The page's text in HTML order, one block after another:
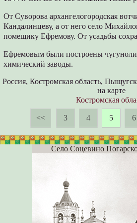
От Суворова архангелогородская
Кандалинцеву, а от него село
помещику Ефремову. От усадьбы
Ефремовым были построены
химический заводы.
Россия, Костромская область,
на карте
Костромская
<< 3 4 5 6
Село Соцевино